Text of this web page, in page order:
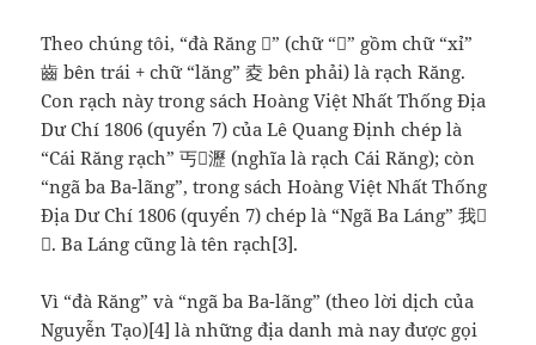
Theo chúng tôi, “đà Răng 𪘵” (chữ “𪘵” gồm chữ “xỉ”
齒 bên trái + chữ “lăng” 夌 bên phải) là rạch Răng.
Con rạch này trong sách Hoàng Việt Nhất Thống Địa
Dư Chí 1806 (quyển 7) của Lê Quang Định chép là
“Cái Răng rạch” 丐𪘵瀝 (nghĩa là rạch Cái Răng); còn
“ngã ba Ba-lãng”, trong sách Hoàng Việt Nhất Thống
Địa Dư Chí 1806 (quyển 7) chép là “Ngã Ba Láng” 我𠀧
𣼽. Ba Láng cũng là tên rạch[3].
Vì “đà Răng” và “ngã ba Ba-lãng” (theo lời dịch của
Nguyễn Tạo)[4] là những địa danh mà nay được gọi